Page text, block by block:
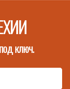
ключ.